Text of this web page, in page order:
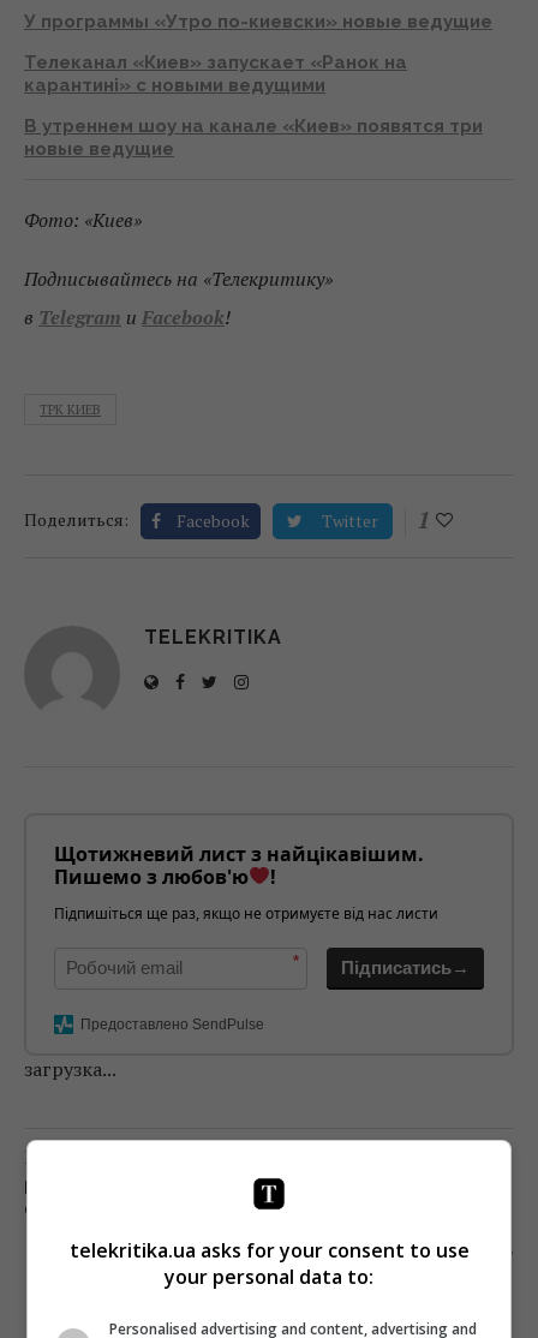
У программы «Утро по-киевски» новые ведущие
Телеканал «Киев» запускает «Ранок на
карантині» с новыми ведущими
В утреннем шоу на канале «Киев» появятся три
новые ведущие
Фото: «Киев»
Подписывайтесь на «Телекритику»
в Telegram и Facebook!
ТРК КИЕВ
Поделиться: Facebook Twitter 1
TELEKRITIKA
Щотижневий лист з найцікавішим.
Пишемо з любов'ю
!
Підпишіться ще раз, якщо не отримуєте від нас листи
* Підписатись→
Предоставлено SendPulse
загрузка...
Предыдущий пост
КАНАЛ «АПОСТРОФ TV» ЗАПУСТИЛ
СПУТНИКОВОЕ ВЕЩАНИЕ
Следующий пост
АЛЕКСАНДР ТКАЧЕНКО СОГЛАСИЛСЯ НА ПОСТ
telekritika.ua asks for your consent to use
your personal data to:
Personalised advertising and content, advertising and